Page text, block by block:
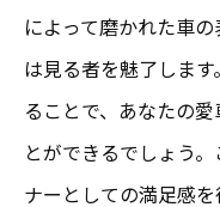
によって磨かれた車
は見る者を魅了しま
ることで、あなたの
とができるでしょう
ナーとしての満足感